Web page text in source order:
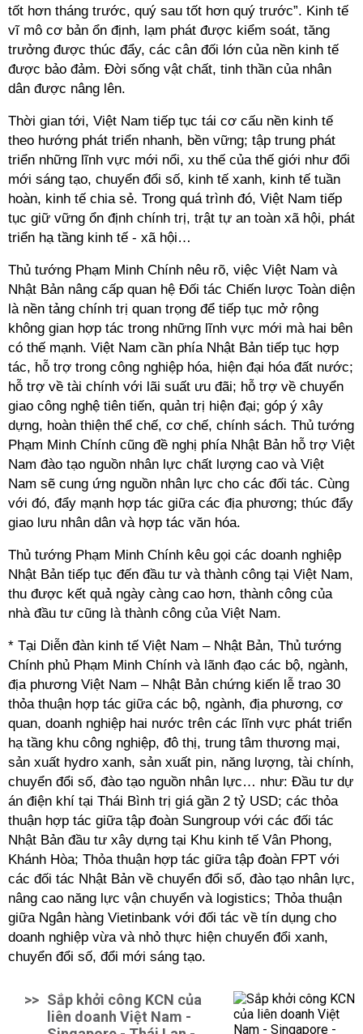
tốt hơn tháng trước, quý sau tốt hơn quý trước”. Kinh tế
vĩ mô cơ bản ổn định, lạm phát được kiểm soát, tăng
trưởng được thúc đẩy, các cân đối lớn của nền kinh tế
được bảo đảm. Đời sống vật chất, tinh thần của nhân
dân được nâng lên.
Thời gian tới, Việt Nam tiếp tục tái cơ cấu nền kinh tế
theo hướng phát triển nhanh, bền vững; tập trung phát
triển những lĩnh vực mới nổi, xu thế của thế giới như đổi
mới sáng tạo, chuyển đổi số, kinh tế xanh, kinh tế tuần
hoàn, kinh tế chia sẻ. Trong quá trình đó, Việt Nam tiếp
tục giữ vững ổn định chính trị, trật tự an toàn xã hội, phát
triển hạ tầng kinh tế - xã hội…
Thủ tướng Phạm Minh Chính nêu rõ, việc Việt Nam và
Nhật Bản nâng cấp quan hệ Đối tác Chiến lược Toàn diện
là nền tảng chính trị quan trọng để tiếp tục mở rộng
không gian hợp tác trong những lĩnh vực mới mà hai bên
có thế mạnh. Việt Nam cần phía Nhật Bản tiếp tục hợp
tác, hỗ trợ trong công nghiệp hóa, hiện đại hóa đất nước;
hỗ trợ về tài chính với lãi suất ưu đãi; hỗ trợ về chuyển
giao công nghệ tiên tiến, quản trị hiện đại; góp ý xây
dựng, hoàn thiện thể chế, cơ chế, chính sách. Thủ tướng
Phạm Minh Chính cũng đề nghị phía Nhật Bản hỗ trợ Việt
Nam đào tạo nguồn nhân lực chất lượng cao và Việt
Nam sẽ cung ứng nguồn nhân lực cho các đối tác. Cùng
với đó, đẩy mạnh hợp tác giữa các địa phương; thúc đẩy
giao lưu nhân dân và hợp tác văn hóa.
Thủ tướng Phạm Minh Chính kêu gọi các doanh nghiệp
Nhật Bản tiếp tục đến đầu tư và thành công tại Việt Nam,
thu được kết quả ngày càng cao hơn, thành công của
nhà đầu tư cũng là thành công của Việt Nam.
* Tại Diễn đàn kinh tế Việt Nam – Nhật Bản, Thủ tướng
Chính phủ Phạm Minh Chính và lãnh đạo các bộ, ngành,
địa phương Việt Nam – Nhật Bản chứng kiến lễ trao 30
thỏa thuận hợp tác giữa các bộ, ngành, địa phương, cơ
quan, doanh nghiệp hai nước trên các lĩnh vực phát triển
hạ tầng khu công nghiệp, đô thị, trung tâm thương mại,
sản xuất hydro xanh, sản xuất pin, năng lượng, tài chính,
chuyển đổi số, đào tạo nguồn nhân lực… như: Đầu tư dự
án điện khí tại Thái Bình trị giá gần 2 tỷ USD; các thỏa
thuận hợp tác giữa tập đoàn Sungroup với các đối tác
Nhật Bản đầu tư xây dựng tại Khu kinh tế Vân Phong,
Khánh Hòa; Thỏa thuận hợp tác giữa tập đoàn FPT với
các đối tác Nhật Bản về chuyển đổi số, đào tạo nhân lực,
nâng cao năng lực vận chuyển và logistics; Thỏa thuận
giữa Ngân hàng Vietinbank với đối tác về tín dụng cho
doanh nghiệp vừa và nhỏ thực hiện chuyển đổi xanh,
chuyển đổi số, đổi mới sáng tạo.
>> Sắp khởi công KCN của
liên doanh Việt Nam -